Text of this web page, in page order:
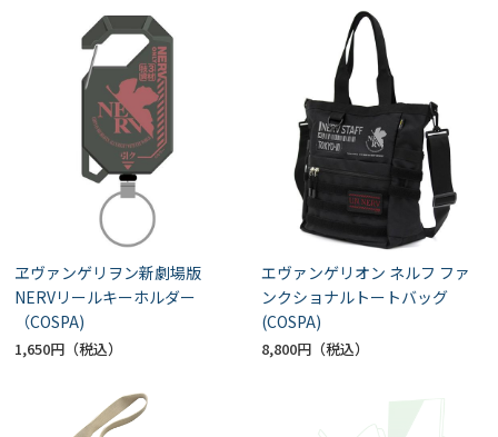
ヱヴァンゲリヲン新劇場版
NERVリールキーホルダー
（COSPA)
1,650円
エヴァンゲリオン ネルフ ファ
ンクショナルトートバッグ
(COSPA)
8,800円